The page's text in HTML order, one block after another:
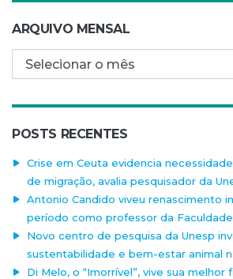
ARQUIVO MENSAL
Arquivo mensal
POSTS RECENTES
Crise em Ceuta evidencia
de migração, avalia pesquisador da
Antonio Candido viveu renascimento
período como professor da
Novo centro de pesquisa da Unesp
sustentabilidade e bem-estar animal
Di Melo, o “Imorrível”, vive sua melhor